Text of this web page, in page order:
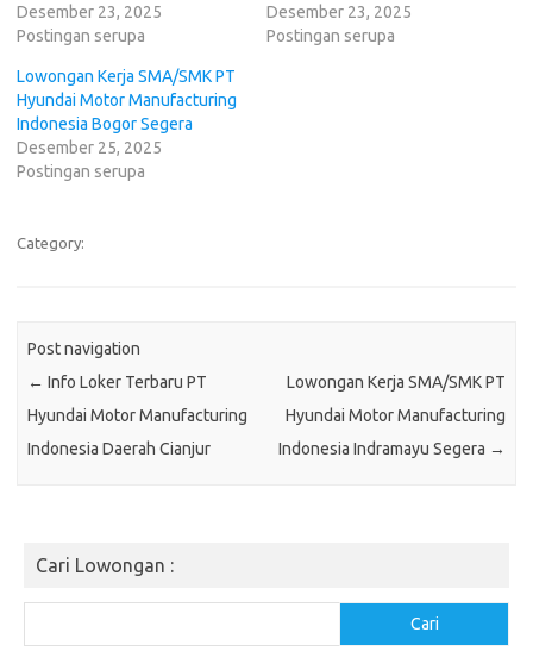
Desember 23, 2025
Postingan serupa
Desember 23, 2025
Postingan serupa
Lowongan Kerja SMA/SMK PT
Hyundai Motor Manufacturing
Indonesia Bogor Segera
Desember 25, 2025
Postingan serupa
Category:
Post navigation
← Info Loker Terbaru PT
Hyundai Motor Manufacturing
Indonesia Daerah Cianjur
Lowongan Kerja SMA/SMK PT
Hyundai Motor Manufacturing
Indonesia Indramayu Segera →
Cari Lowongan :
Cari